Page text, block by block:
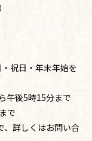
）
祝日・年末年始を
午後5時15分まで
で
、詳しくはお問い合